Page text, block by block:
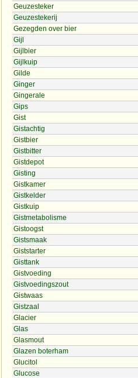
Geuzesteker
Geuzestekerij
Gezegden over bier
Gijl
Gijlbier
Gijlkuip
Gilde
Ginger
Gingerale
Gips
Gist
Gistachtig
Gistbier
Gistbitter
Gistdepot
Gisting
Gistkamer
Gistkelder
Gistkuip
Gistmetabolisme
Gistoogst
Gistsmaak
Giststarter
Gisttank
Gistvoeding
Gistvoedingszout
Gistwaas
Gistzaal
Glacier
Glas
Glasmout
Glazen boterham
Glucitol
Glucose